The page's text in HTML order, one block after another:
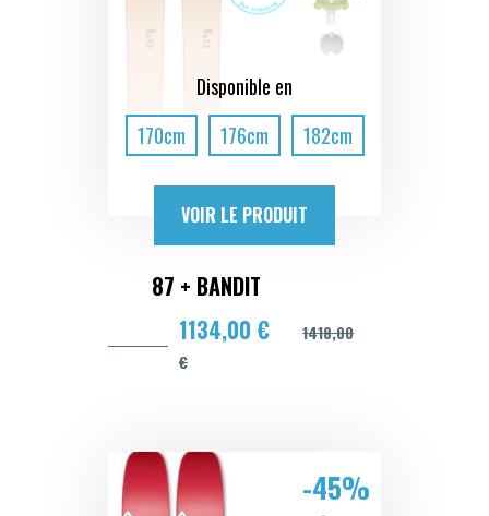
Disponible en
170cm
176cm 182cm
VOIR LE PRODUIT
87 + BANDIT
1134,00 €
1418,00
€
-45%